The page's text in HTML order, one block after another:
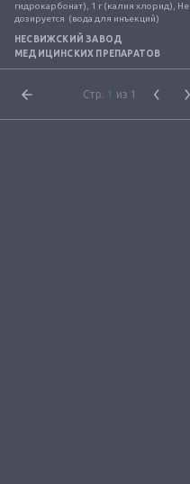
гидрокарбонат), 1 г (калия хлорид), Не
дозируется  (вода для инъекций)
НЕСВИЖСКИЙ ЗАВОД
МЕДИЦИНСКИХ ПРЕПАРАТОВ
Стр. 1 из 1